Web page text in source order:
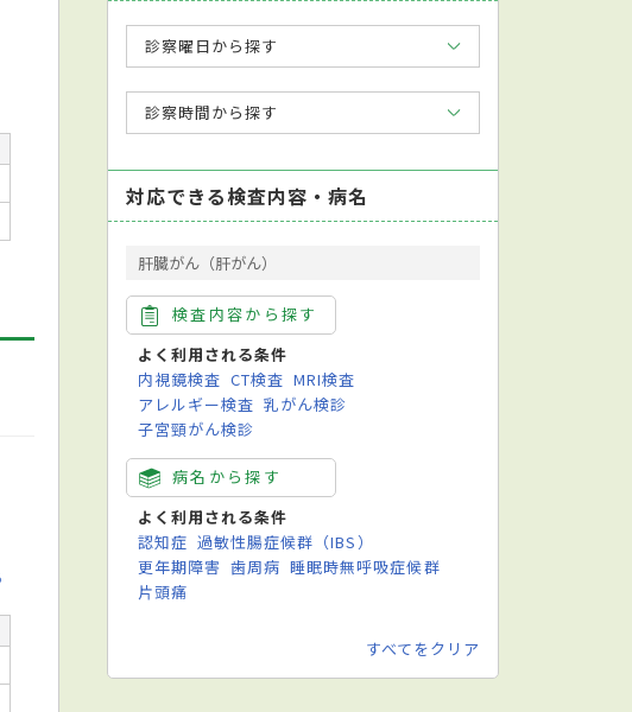
診察曜日から探す
診察時間から探す
対応できる検査内容・病名
肝臓がん（肝がん）
検査内容から探す
よく利用される条件
内視鏡検査 CT検査 MRI検査
アレルギー検査 乳がん検診
子宮頸がん検診
病名から探す
よく利用される条件
認知症 過敏性腸症候群（IBS）
更年期障害 歯周病 睡眠時無呼吸症候群
片頭痛
すべてをクリア